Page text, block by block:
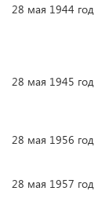
28 мая 1944 год
28 мая 1945 год
28 мая 1956 год
28 мая 1957 год